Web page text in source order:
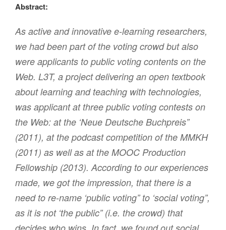
Abstract:
As active and innovative e-learning researchers,
we had been part of the voting crowd but also
were applicants to public voting contents on the
Web. L3T, a project delivering an open textbook
about learning and teaching with technologies,
was applicant at three public voting contests on
the Web: at the ‘Neue Deutsche Buchpreis”
(2011), at the podcast competition of the MMKH
(2011) as well as at the MOOC Production
Fellowship (2013). According to our experiences
made, we got the impression, that there is a
need to re-name ‘public voting” to ‘social voting”,
as it is not ‘the public” (i.e. the crowd) that